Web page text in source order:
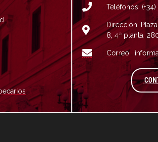
Teléfonos:
Dirección:
8, 4ª planta,
Correo :